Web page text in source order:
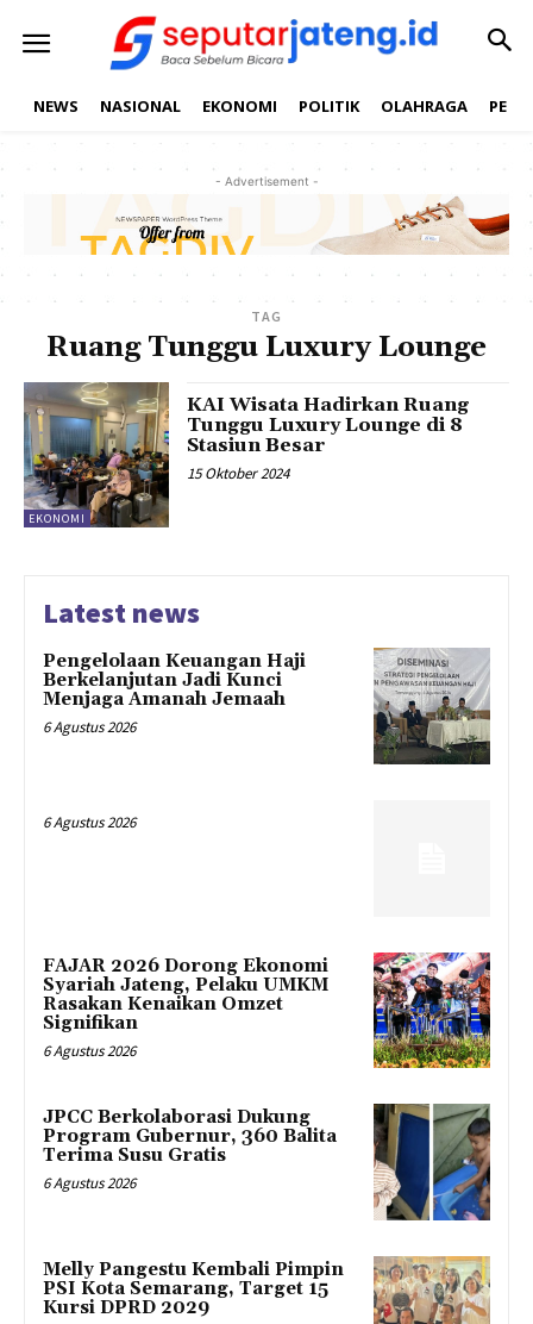
NEWS NASIONAL EKONOMI POLITIK OLAHRAGA
- Advertisement -
TAG
Ruang Tunggu Luxury Lounge
EKONOMI
KAI Wisata Hadirkan Ruang
Tunggu Luxury Lounge di 8
Stasiun Besar
15 Oktober 2024
Latest news
Pengelolaan Keuangan Haji
Berkelanjutan Jadi Kunci
Menjaga Amanah Jemaah
6 Agustus 2026
6 Agustus 2026
FAJAR 2026 Dorong Ekonomi
Syariah Jateng, Pelaku UMKM
Rasakan Kenaikan Omzet
Signifikan
6 Agustus 2026
JPCC Berkolaborasi Dukung
Program Gubernur, 360 Balita
Terima Susu Gratis
6 Agustus 2026
Melly Pangestu Kembali Pimpin
PSI Kota Semarang, Target 15
Kursi DPRD 2029